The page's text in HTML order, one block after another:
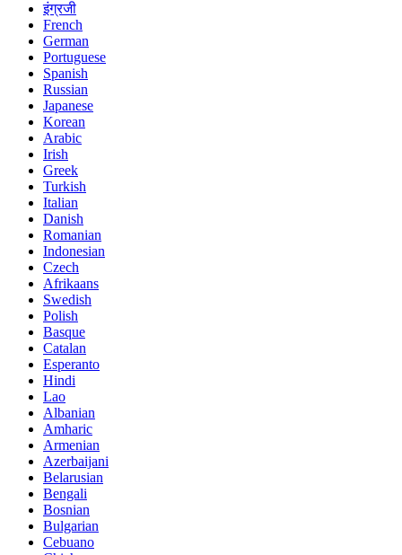
इंग्रजी
French
German
Portuguese
Spanish
Russian
Japanese
Korean
Arabic
Irish
Greek
Turkish
Italian
Danish
Romanian
Indonesian
Czech
Afrikaans
Swedish
Polish
Basque
Catalan
Esperanto
Hindi
Lao
Albanian
Amharic
Armenian
Azerbaijani
Belarusian
Bengali
Bosnian
Bulgarian
Cebuano